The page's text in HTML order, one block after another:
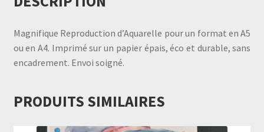
Magnifique Reproduction d’Aquarelle pour un format en A5
ou en A4. Imprimé sur un papier épais, éco et durable, sans
encadrement. Envoi soigné.
PRODUITS SIMILAIRES